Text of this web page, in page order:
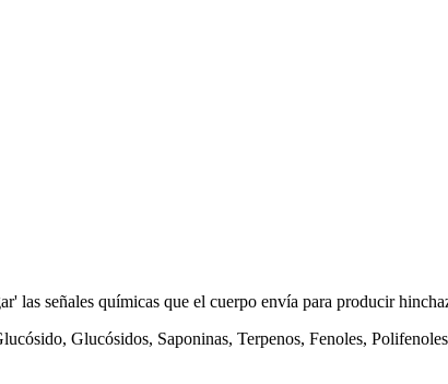
las señales químicas que el cuerpo envía para producir
Glucósidos, Saponinas, Terpenos, Fenoles,